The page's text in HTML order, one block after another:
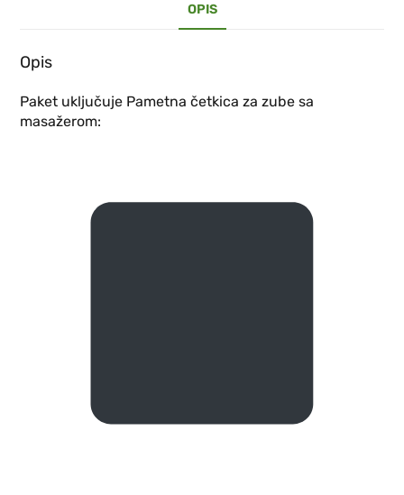
OPIS
Opis
Paket uključuje Pametna četkica za zube sa
masažerom: